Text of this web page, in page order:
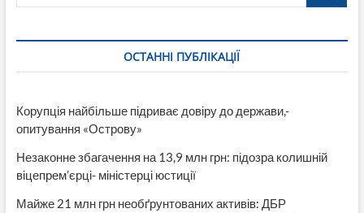
ОСТАННІ ПУБЛІКАЦІЇ
Корупція найбільше підриває довіру до держави,-
опитування «Острову»
Незаконне збагачення на 13,9 млн грн: підозра колишній
віцепрем’єрці- міністерці юстиції
Майже 21 млн грн необґрунтованих активів: ДБР